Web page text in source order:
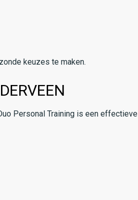
keuzes te maken.
Personal Training is een effectieve